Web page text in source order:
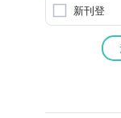
新刊登